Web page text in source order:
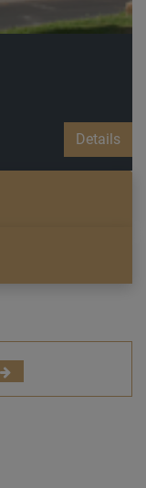
Details